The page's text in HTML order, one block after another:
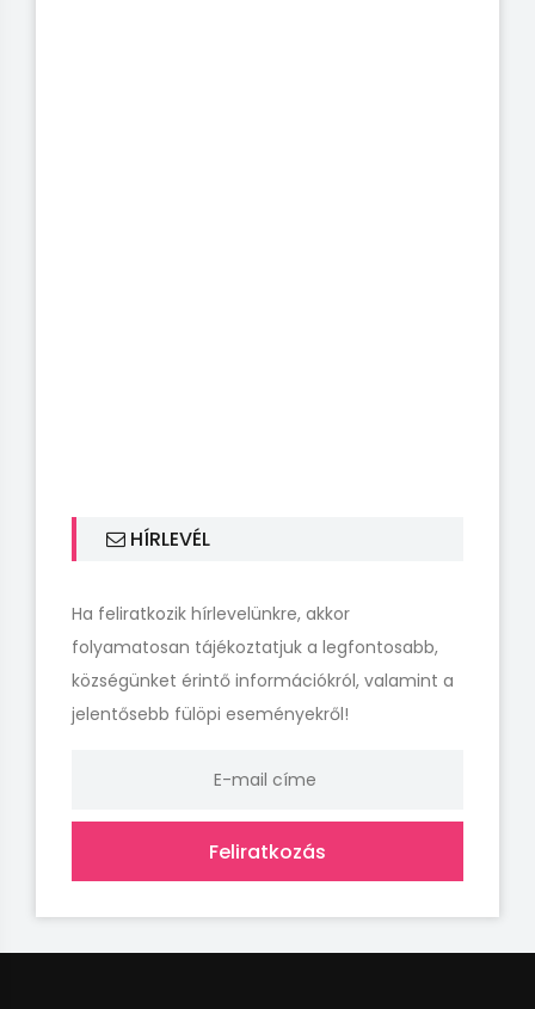
HÍRLEVÉL
Ha feliratkozik hírlevelünkre, akkor
folyamatosan tájékoztatjuk a legfontosabb,
községünket érintő információkról, valamint a
jelentősebb fülöpi eseményekről!
Feliratkozás